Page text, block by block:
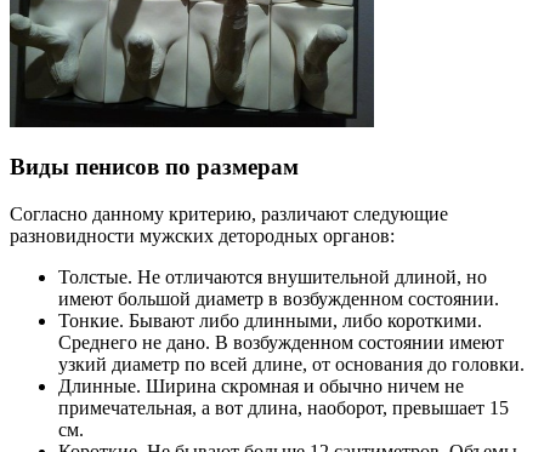
Виды пенисов по размерам
Согласно данному критерию, различают следующие
разновидности мужских детородных органов:
Толстые. Не отличаются внушительной длиной, но
имеют большой диаметр в возбужденном состоянии.
Тонкие. Бывают либо длинными, либо короткими.
Среднего не дано. В возбужденном состоянии имеют
узкий диаметр по всей длине, от основания до головки.
Длинные. Ширина скромная и обычно ничем не
примечательная, а вот длина, наоборот, превышает 15
см.